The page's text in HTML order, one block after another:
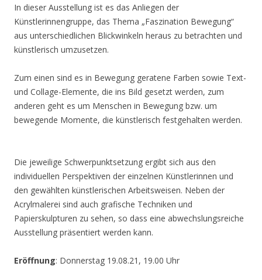
In dieser Ausstellung ist es das Anliegen der
Künstlerinnengruppe, das Thema „Faszination Bewegung“
aus unterschiedlichen Blickwinkeln heraus zu betrachten und
künstlerisch umzusetzen.
Zum einen sind es in Bewegung geratene Farben sowie Text-
und Collage-Elemente, die ins Bild gesetzt werden, zum
anderen geht es um Menschen in Bewegung bzw. um
bewegende Momente, die künstlerisch festgehalten werden.
Die jeweilige Schwerpunktsetzung ergibt sich aus den
individuellen Perspektiven der einzelnen Künstlerinnen und
den gewählten künstlerischen Arbeitsweisen. Neben der
Acrylmalerei sind auch grafische Techniken und
Papierskulpturen zu sehen, so dass eine abwechslungsreiche
Ausstellung präsentiert werden kann.
Eröffnung: Donnerstag 19.08.21, 19.00 Uhr